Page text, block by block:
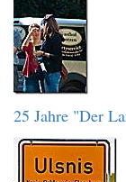
25 Jahre "Der